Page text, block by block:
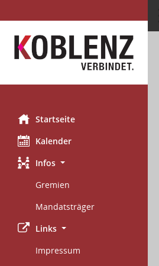
Startseite
Kalender
Infos
Gremien
Mandatsträger
Links
Impressum